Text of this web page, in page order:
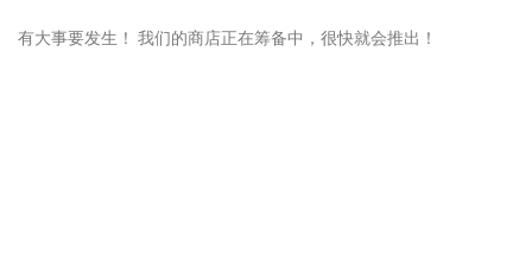
有大事要发生！ 我们的商店正在筹备中，很快就会推出！